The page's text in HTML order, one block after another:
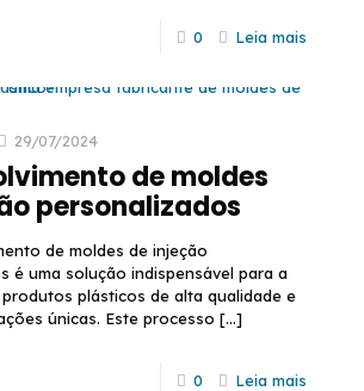
0 Leia mais
29/07/2024
de moldes
personalizados
de moldes de injeção
é uma solução indispensável para a
plásticos de alta qualidade e
únicas. Este processo […]
0 Leia mais